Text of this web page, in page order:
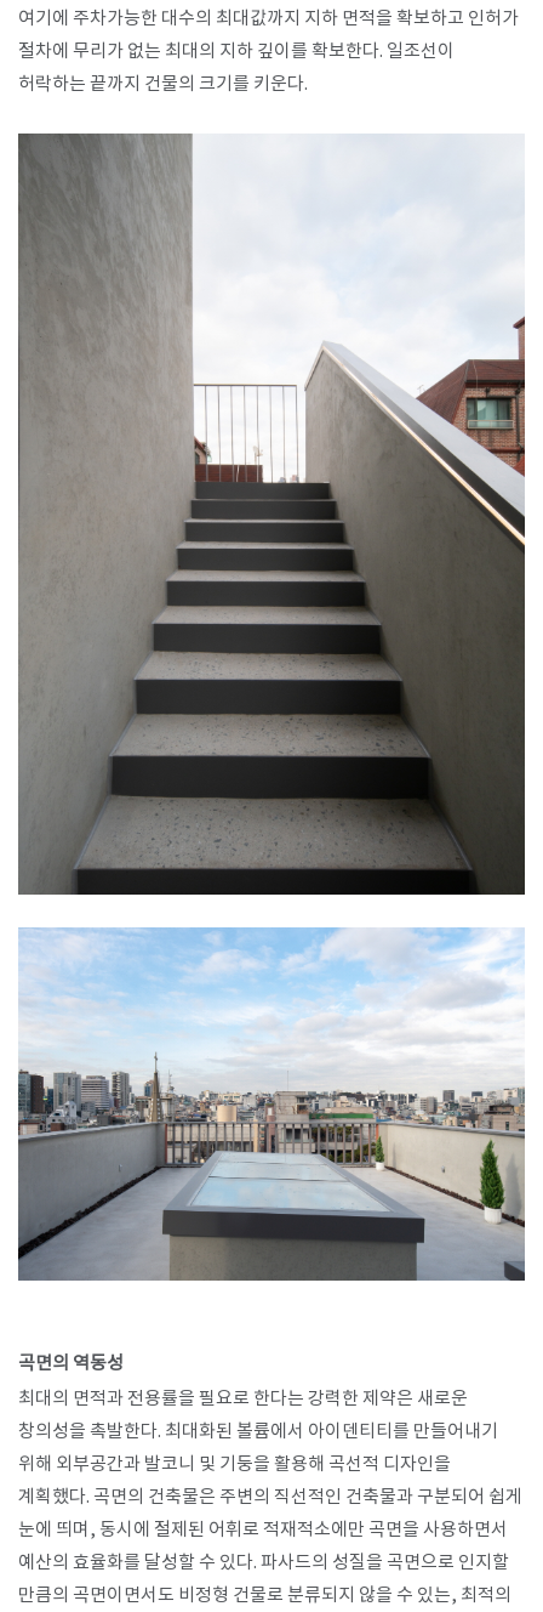
여기에 주차가능한 대수의 최대값까지 지하 면적을 확보하고 인허가
절차에 무리가 없는 최대의 지하 깊이를 확보한다. 일조선이
허락하는 끝까지 건물의 크기를 키운다.
곡면의 역동성
최대의 면적과 전용률을 필요로 한다는 강력한 제약은 새로운
창의성을 촉발한다. 최대화된 볼륨에서 아이덴티티를 만들어내기
위해 외부공간과 발코니 및 기둥을 활용해 곡선적 디자인을
계획했다. 곡면의 건축물은 주변의 직선적인 건축물과 구분되어 쉽게
눈에 띄며, 동시에 절제된 어휘로 적재적소에만 곡면을 사용하면서
예산의 효율화를 달성할 수 있다. 파사드의 성질을 곡면으로 인지할
만큼의 곡면이면서도 비정형 건물로 분류되지 않을 수 있는, 최적의